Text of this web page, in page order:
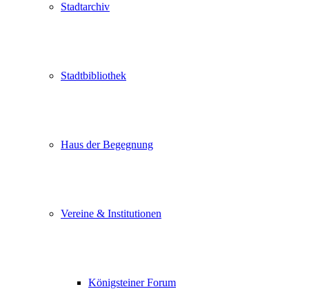
Stadtarchiv
Stadtbibliothek
Haus der Begegnung
Vereine & Institutionen
Königsteiner Forum